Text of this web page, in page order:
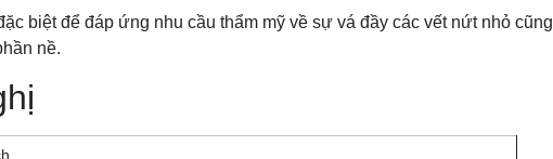
biệt để đáp ứng nhu cầu thẩm mỹ về sự vá đầy các vết nứt nhỏ cũng
nề.